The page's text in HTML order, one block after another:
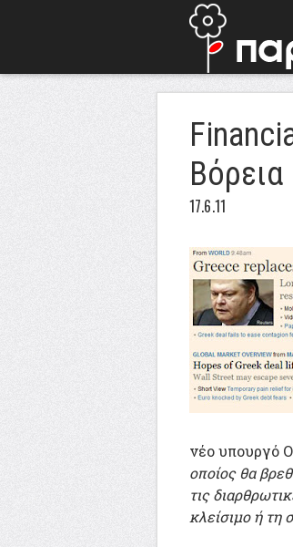
17.6.11
νέο υπουργό
οποίος θα
τις
κλείσιμο ή